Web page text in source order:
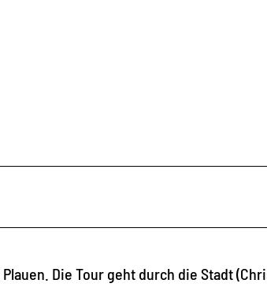
Die Tour geht durch die Stadt